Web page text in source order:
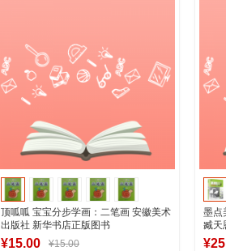
加入购物车
顶呱呱 宝宝分步学画：二笔画 安徽美术
出版社 新华书店正版图书
¥15.00 ¥15.00
墨点
臧天
版图